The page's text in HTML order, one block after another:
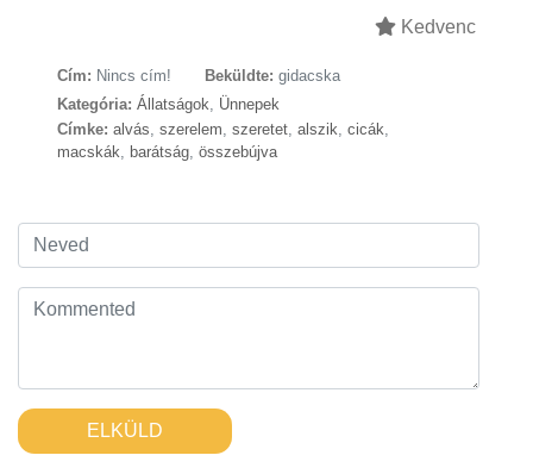
Kedvenc
Cím: Nincs cím! Beküldte: gidacska
Kategória: Állatságok
Ünnepek
Címke: alvás szerelem szeretet alszik cicák
macskák
barátság összebújva
ELKÜLD